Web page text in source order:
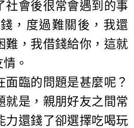
社會後很常會遇到的事
，度過難關後，我還
難，我借錢給你，這就
。
臨的問題是甚麼呢？
就是，親朋好友之間常
力還錢了卻選擇吃喝玩